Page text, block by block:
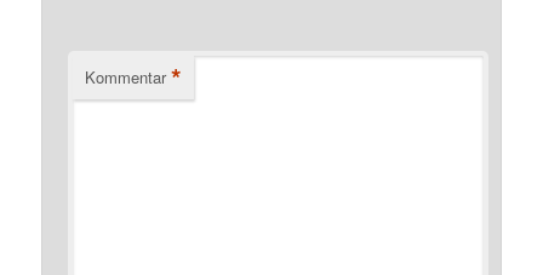
Kommentar *